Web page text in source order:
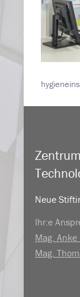
Neue
Ihr:e
Mag.
Mag.